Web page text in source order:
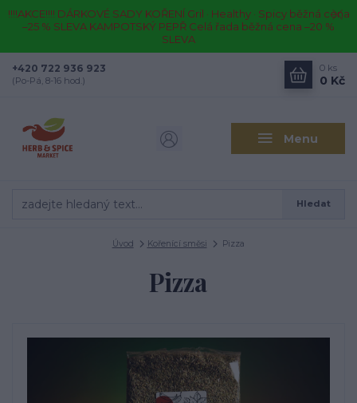
!!!!AKCE!!!! DÁRKOVÉ SADY KOŘENÍ Gril · Healthy · Spicy běžná cena
–25 % SLEVA KAMPOTSKÝ PEPŘ Celá řada běžná cena –20 %
SLEVA
Menu
Hledat
+420 722 936 923
(Po-Pá, 8-16 hod.)
0 ks
0 Kč
Úvod Kořenící směsi Pizza
Pizza